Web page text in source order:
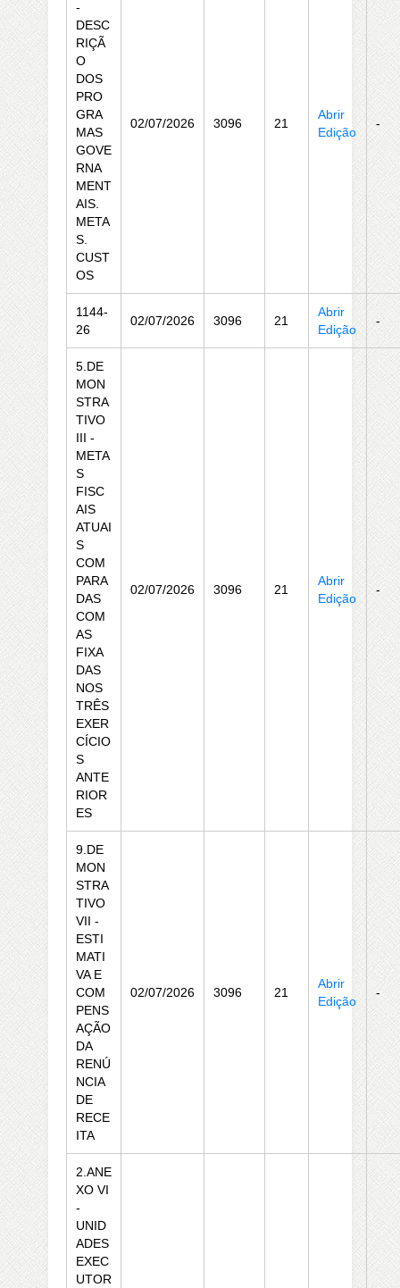
-
DESC
RIÇÃ
O
DOS
PRO
GRA
MAS
GOVE
RNA
MENT
AIS.
META
S.
CUST
OS
02/07/2026 3096 21
Abrir
Edição
-
1144-
26
02/07/2026 3096 21
Abrir
Edição
-
5.DE
MON
STRA
TIVO
III -
META
S
FISC
AIS
ATUAI
S
COM
PARA
DAS
COM
AS
FIXA
DAS
NOS
TRÊS
EXER
CÍCIO
S
ANTE
RIOR
ES
02/07/2026 3096 21
Abrir
Edição
-
9.DE
MON
STRA
TIVO
VII -
ESTI
MATI
VA E
COM
PENS
AÇÃO
DA
RENÚ
NCIA
DE
RECE
ITA
02/07/2026 3096 21
Abrir
Edição
-
2.ANE
XO VI
-
UNID
ADES
EXEC
UTOR